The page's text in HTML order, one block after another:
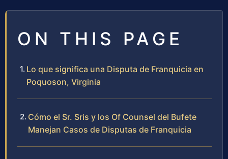
ON THIS PAGE
Lo que significa una Disputa de Franquicia en
Poquoson, Virginia
Cómo el Sr. Sris y los Of Counsel del Bufete
Manejan Casos de Disputas de Franquicia